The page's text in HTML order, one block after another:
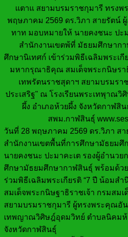
วันที่ 28 พฤษภาคม 2569 ดร.วิภา ส
สำนักงานเขตพื้นที่การศึกษามัธยม
นายคงชนะ ปะมาคะเต รองผู้อำนว
ศึกษามัธยมศึกษากาฬสินธุ์ พร้อมด้ว
ร่วมพิธีเฉลิมพระเกียรติ “7 ปี น้อม
สมเด็จพระกนิษฐาธิราชเจ้า กรมสม
สยามบรมราชกุมารี ผู้ทรงพระคุณอัน
เทพญาณวิศิษฎ์อุดมวิทย์ ตำบลนิคมห้
จังหวัดกาฬสินธุ์